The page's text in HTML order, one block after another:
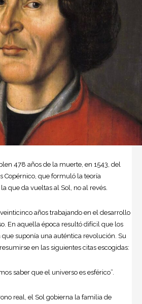
478 años de la muerte, en 1543, del
Copérnico , que formuló la teoría
la que da vueltas al Sol, no al revés.
años trabajando en el desarrollo
En aquella época resultó difícil que los
suponía una auténtica revolución. Su
en las siguientes citas escogidas:
saber que el universo es esférico”.
real, el Sol gobierna la familia de